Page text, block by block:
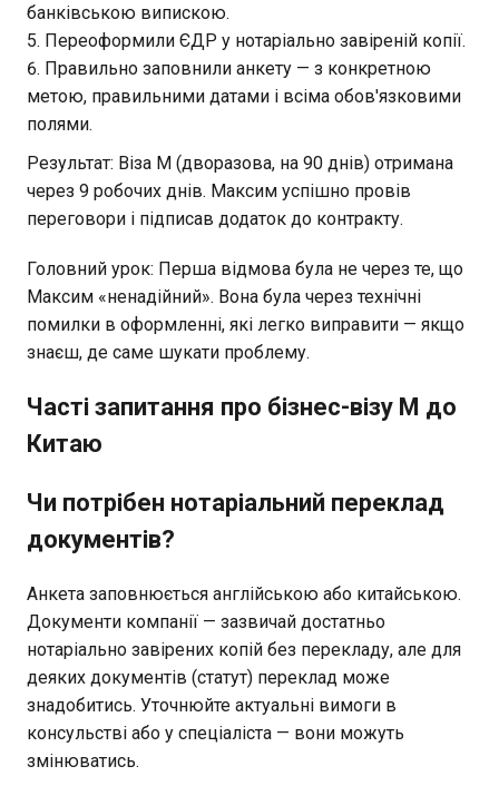
банківською випискою.
Переоформили ЄДР у нотаріально завіреній копії.
Правильно заповнили анкету — з конкретною
метою, правильними датами і всіма обов'язковими
полями.
Результат: Віза M (дворазова, на 90 днів) отримана
через 9 робочих днів. Максим успішно провів
переговори і підписав додаток до контракту.
Головний урок: Перша відмова була не через те, що
Максим «ненадійний». Вона була через технічні
помилки в оформленні, які легко виправити — якщо
знаєш, де саме шукати проблему.
Часті запитання про бізнес-візу M до
Китаю
Чи потрібен нотаріальний переклад
документів?
Анкета заповнюється англійською або китайською.
Документи компанії — зазвичай достатньо
нотаріально завірених копій без перекладу, але для
деяких документів (статут) переклад може
знадобитись. Уточнюйте актуальні вимоги в
консульстві або у спеціаліста — вони можуть
змінюватись.